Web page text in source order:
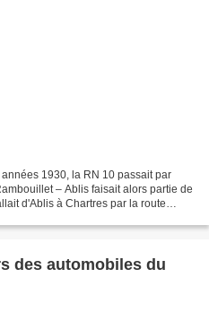
1930, la RN 10 passait par
– Ablis faisait alors partie de
d'Ablis à Chartres par la route
des automobiles du